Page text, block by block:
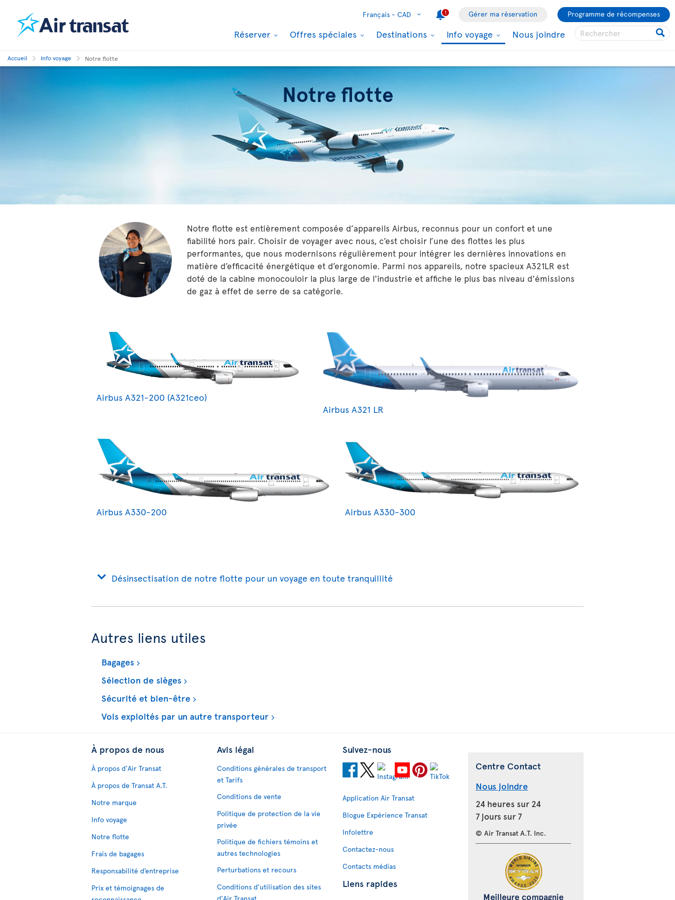
Français - CAD 1 Gérer ma réservation Programme de récompenses
Réserver Offres spéciales Destinations Info voyage Nous joindre
Accueil Info voyage Notre flotte
Notre flotte
Notre flotte est entièrement composée d’appareils Airbus, reconnus pour un confort et une
fiabilité hors pair. Choisir de voyager avec nous, c’est choisir l’une des flottes les plus
performantes, que nous modernisons régulièrement pour intégrer les dernières innovations en
matière d’efficacité énergétique et d’ergonomie. Parmi nos appareils, notre spacieux A321LR est
doté de la cabine monocouloir la plus large de l'industrie et affiche le plus bas niveau d'émissions
de gaz à effet de serre de sa catégorie.
Airbus A321-200 (A321ceo)
Airbus A321 LR
Airbus A330-200 Airbus A330-300
Désinsectisation de notre flotte pour un voyage en toute tranquillité
Autres liens utiles
Bagages
Sélection de sièges
Sécurité et bien-être
Vols exploités par un autre transporteur
À propos de nous
À propos d'Air Transat
À propos de Transat A.T.
Notre marque
Info voyage
Notre flotte
Frais de bagages
Responsabilité d’entreprise
Prix et témoignages de
Avis légal
Conditions générales de transport
et Tarifs
Conditions de vente
Politique de protection de la vie
privée
Politique de fichiers témoins et
autres technologies
Perturbations et recours
Conditions d’utilisation des sites
Suivez-nous
Application Air Transat
Blogue Expérience Transat
Infolettre
Contactez-nous
Contacts médias
Liens rapides
Centre Contact
Nous joindre
24 heures sur 24
7 jours sur 7
© Air Transat A.T. Inc.